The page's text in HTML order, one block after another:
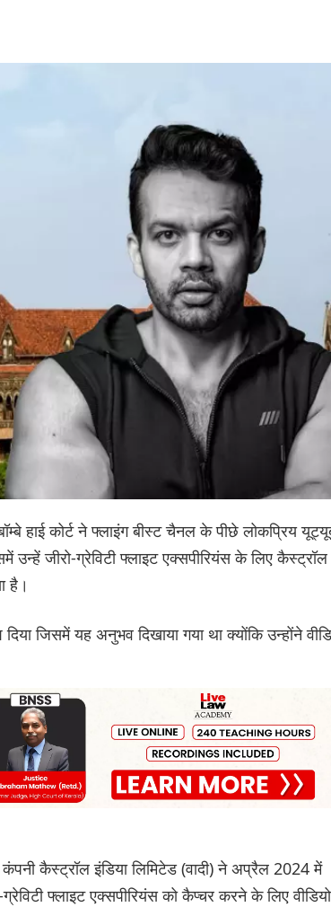
हाई कोर्ट ने फ्लाइंग बीस्ट चैनल के पीछे लोकप्रिय
उन्हें जीरो-ग्रेविटी फ्लाइट एक्सपीरियंस के लिए
है।
जिसमें यह अनुभव दिखाया गया था क्योंकि उन्होंने
कैस्ट्रॉल इंडिया लिमिटेड (वादी) ने अप्रैल 2024 में
फ्लाइट एक्सपीरियंस को कैप्चर करने के लिए वीडियो